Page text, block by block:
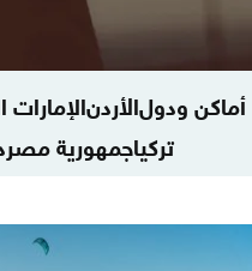
أماكن ودولالأردنالإمارات
تركياجمهورية مصر